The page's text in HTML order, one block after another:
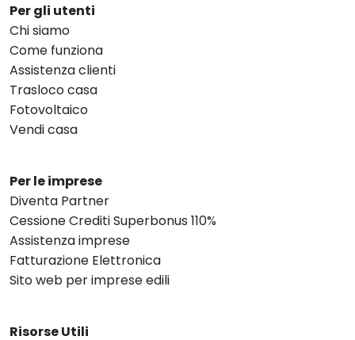
Per gli utenti
Chi siamo
Come funziona
Assistenza clienti
Trasloco casa
Fotovoltaico
Vendi casa
Per le imprese
Diventa Partner
Cessione Crediti Superbonus 110%
Assistenza imprese
Fatturazione Elettronica
Sito web per imprese edili
Risorse Utili